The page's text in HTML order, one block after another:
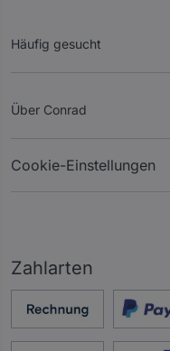
Häufig gesucht
Über Conrad
Cookie-Einstellungen
Zahlarten